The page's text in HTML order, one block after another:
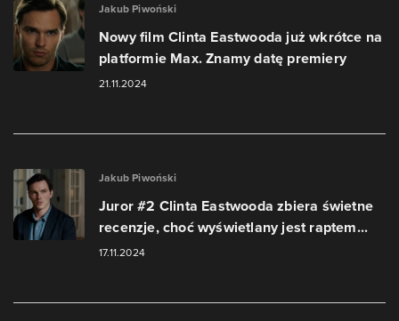
Jakub Piwoński
Nowy film Clinta Eastwooda już wkrótce na
platformie Max. Znamy datę premiery
21.11.2024
Jakub Piwoński
Juror #2 Clinta Eastwooda zbiera świetne
recenzje, choć wyświetlany jest raptem...
17.11.2024